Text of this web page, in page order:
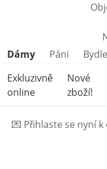
Přeskočit kategorie
Dámy Páni
Exkluzivně
online
Nové
zboží!
💌 Přihlaste se nyní